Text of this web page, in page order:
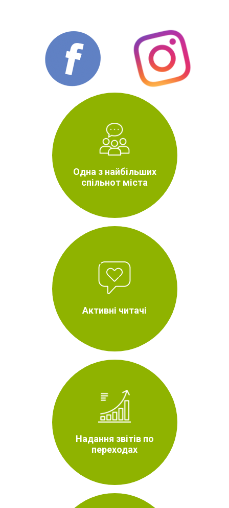
Одна з найбільших
спільнот міста
Активні читачі
Надання звітів по
переходах